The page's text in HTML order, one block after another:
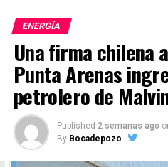
ENERGÍA
Una firma chilena
Punta Arenas
petrolero de
Published 2 semanas ago
By Bocadepozo